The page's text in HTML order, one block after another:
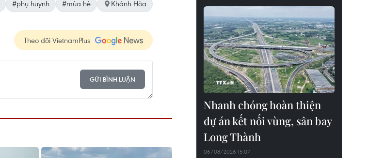
#phụ huynh #mùa hè Khánh Hòa
Theo dõi VietnamPlus
GỬI BÌNH LUẬN
Nhanh chóng hoàn thiện
dự án kết nối vùng, sân bay
Long Thành
06/08/2026 15:07